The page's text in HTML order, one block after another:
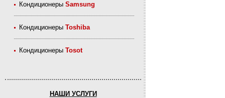
КондиционерыSamsung
КондиционерыToshiba
КондиционерыTosot
НАШИ УСЛУГИ